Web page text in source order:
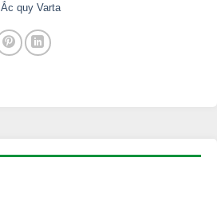
Ắc quy Varta